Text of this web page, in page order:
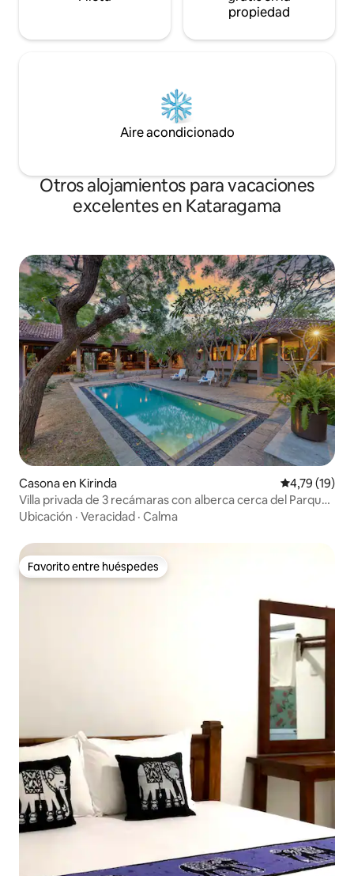
propiedad
Aire acondicionado
Otros alojamientos para vacaciones
excelentes en Kataragama
Casona en Kirinda Calificación
4,79 (19)
Villa privada de 3 recámaras con alberca cerca del Parque
Nacional Yala
Ubicación · Veracidad · Calma
Favorito entre huéspedes
Favorito entre huéspedes